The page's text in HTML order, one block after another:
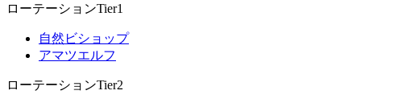
ローテーションTier1
自然ビショップ
アマツエルフ
ローテーションTier2